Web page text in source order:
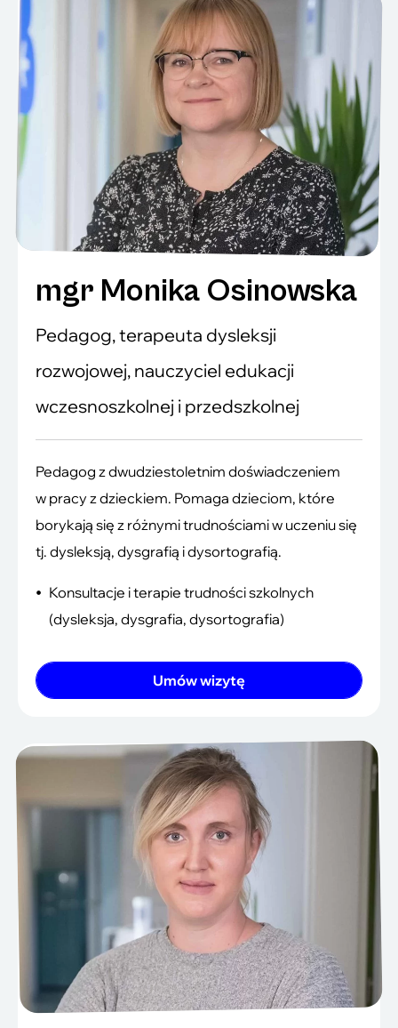
mgr Monika Osinowska
Pedagog, terapeuta dysleksji
rozwojowej, nauczyciel edukacji
wczesnoszkolnej i przedszkolnej
Pedagog z dwudziestoletnim doświadczeniem
w pracy z dzieckiem. Pomaga dzieciom, które
borykają się z różnymi trudnościami w uczeniu się
tj. dysleksją, dysgrafią i dysortografią.
Konsultacje i terapie trudności szkolnych
(dysleksja, dysgrafia, dysortografia)
Umów wizytę